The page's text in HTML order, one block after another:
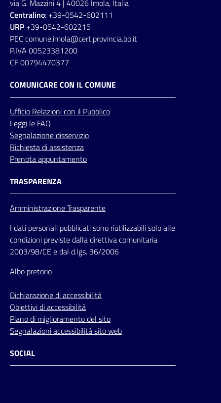
via G. Mazzini 4 | 40026 Imola, Italia
Centralino: +39-0542-602111
URP +39-0542-602215
PEC comune.imola@cert.provincia.bo.it
P.IVA 00523381200
CF 00794470377
COMUNICARE CON IL COMUNE
Ufficio Relazionicon il Pubblico
Leggi le FAQ
Segnalazione disservizio
Richiesta di assistenza
Prenota appuntamento
TRASPARENZA
Amministrazione Trasparente
I dati personali pubblicati sono riutilizzabili solo alle
condizioni previste dalla direttiva comunitaria
2003/98/CE e dal d.lgs. 36/2006
Albo pretorio
Dichiarazione di accessibilità
Obiettivi di accessibilità
Piano di miglioramento del sito
Segnalazioni accessibilità sito web
SOCIAL